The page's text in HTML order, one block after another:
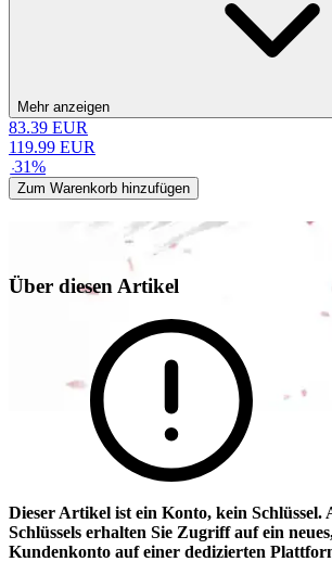
Mehr anzeigen
83.39 EUR
119.99 EUR
-31%
Zum Warenkorb hinzufügen
Über diesen Artikel
Dieser Artikel ist ein Konto, kein Schlüssel.
Schlüssels erhalten Sie Zugriff auf ein
Kundenkonto auf einer dedizierten